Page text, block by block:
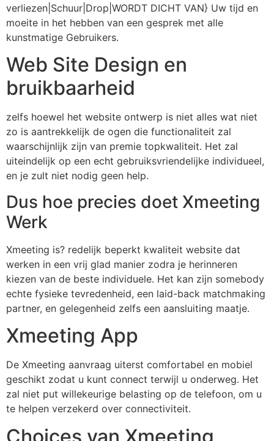
verliezen|Schuur|Drop|WORDT DICHT VAN} Uw tijd en
moeite in het hebben van een gesprek met alle
kunstmatige Gebruikers.
Web Site Design en
bruikbaarheid
zelfs hoewel het website ontwerp is niet alles wat niet
zo is aantrekkelijk de ogen die functionaliteit zal
waarschijnlijk zijn van premie topkwaliteit. Het zal
uiteindelijk op een echt gebruiksvriendelijke individueel,
en je zult niet nodig geen help.
Dus hoe precies doet Xmeeting
Werk
Xmeeting is? redelijk beperkt kwaliteit website dat
werken in een vrij glad manier zodra je herinneren
kiezen van de beste individuele. Het kan zijn somebody
echte fysieke tevredenheid, een laid-back matchmaking
partner, en gelegenheid zelfs een aansluiting maatje.
Xmeeting App
De Xmeeting aanvraag uiterst comfortabel en mobiel
geschikt zodat u kunt connect terwijl u onderweg. Het
zal niet put willekeurige belasting op de telefoon, om u
te helpen verzekerd over connectiviteit.
Choices van Xmeeting